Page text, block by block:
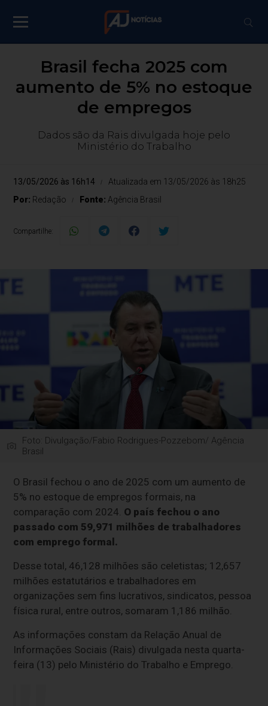
Brasil fecha 2025 com
aumento de 5% no estoque
de empregos
Dados são da Rais divulgada hoje pelo
Ministério do Trabalho
13/05/2026 às 16h14
Atualizada em 13/05/2026 às 18h25
Por: Redação Fonte: Agência Brasil
Compartilhe:
Foto: Divulgação/Fabio Rodrigues-Pozzebom/ Agência
Brasil
O Brasil fechou o ano de 2025 com um aumento de
5% no estoque de empregos formais, na
comparação com 2024. O país fechou o ano
passado com 59,971 milhões de trabalhadores
com emprego formal.
Desse total, 46,128 milhões são celetistas; 12,657
milhões estatutários e trabalhadores em
organizações sem fins lucrativos, sindicatos, pessoa
física rural, entre outros, somaram 1,186 milhão.
As informações constam da Relação Anual de
Informações Sociais (Rais) divulgada nesta quarta-
feira (13) pelo Ministério do Trabalho e Emprego.